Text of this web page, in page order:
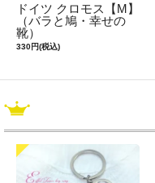
ドイツ クロモス【M】
（バラと鳩・幸せの
靴）
330円(税込)